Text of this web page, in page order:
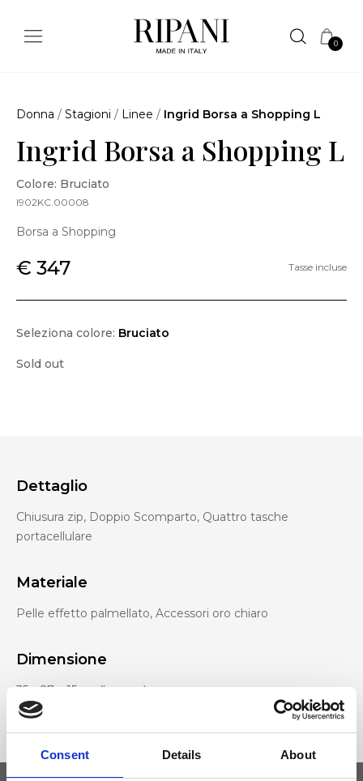
Consent Details About
0
Donna / Stagioni / Linee / Ingrid Borsa a Shopping L
Ingrid Borsa a Shopping L
Colore: Bruciato
I902KC.00008
Borsa a Shopping
€ 347 Tasse incluse
Seleziona colore: Bruciato
Sold out
Dettaglio
Chiusura zip, Doppio Scomparto, Quattro tasche
portacellulare
Materiale
Pelle effetto palmellato, Accessori oro chiaro
Dimensione
35 x 27 x 15cm (l x a x p)